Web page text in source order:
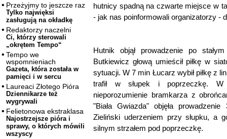
Przeżyjmy to jeszcze raz
Tylko najwięksi
zasługują na okładkę
Redaktorzy naczelni
Ci, którzy sterowali
„okrętem Tempo“
Tempo we
wspomnieniach
Gazeta, która została w
pamięci i w sercu
Laureaci Złotego Pióra
Dziennikarze też
wygrywali
Felietonowa ekstraklasa
Najostrzejsze pióra i
sprawy, o których mówili
wszyscy
hutnicy spadną na czwarte miejsce w
- jak nas poinformowali organizatorzy -
Hutnik objął prowadzenie po
Butkiewicz głową umieścił piłkę w
sytuacji. W 7 min Łucarz wybił piłkę z
trafił w słupek i poprzeczkę. W
nieporozumienie bramkarza z
"Biała Gwiazda" objęła
Zieliński uderzeniem przy słupku, a
silnym strzałem pod poprzeczkę.